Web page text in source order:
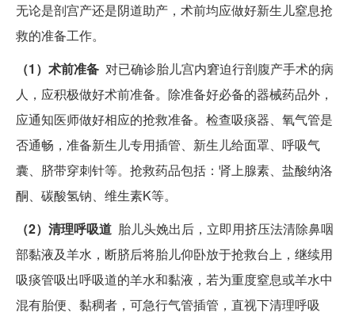
无论是剖宫产还是阴道助产，术前均应做好新生儿窒息抢
救的准备工作。
（1）术前准备 对已确诊胎儿宫内窘迫行剖腹产手术的病
人，应积极做好术前准备。除准备好必备的器械药品外，
应通知医师做好相应的抢救准备。检查吸痰器、氧气管是
否通畅，准备新生儿专用插管、新生儿给面罩、呼吸气
囊、脐带穿刺针等。抢救药品包括：肾上腺素、盐酸纳洛
酮、碳酸氢钠、维生素K等。
（2）清理呼吸道 胎儿头娩出后，立即用挤压法清除鼻咽
部黏液及羊水，断脐后将胎儿仰卧放于抢救台上，继续用
吸痰管吸出呼吸道的羊水和黏液，若为重度窒息或羊水中
混有胎便、黏稠者，可急行气管插管，直视下清理呼吸